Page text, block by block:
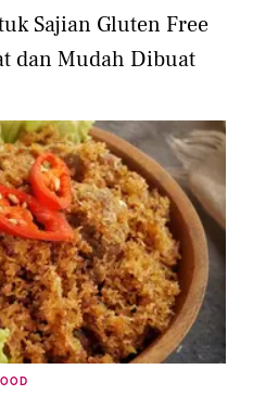
Sajian Gluten Free
dan Mudah Dibuat